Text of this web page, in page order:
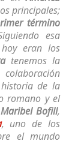
principales;
término
esa
eran los
tenemos la
de la
romano y el
Maribel Bofill,
, uno de los
el mundo